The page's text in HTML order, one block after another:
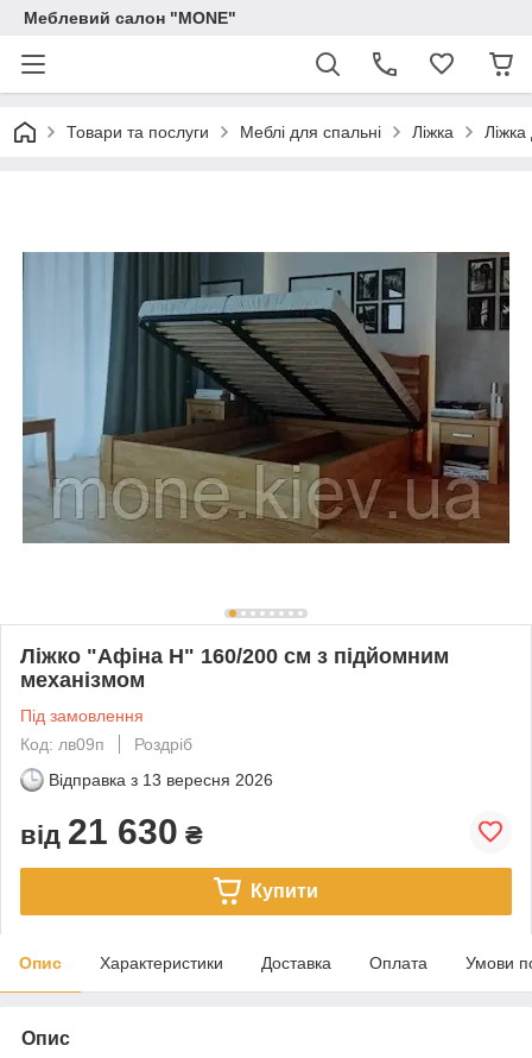
Меблевий салон "MONE"
Товари та послуги Меблі для спальні Ліжка Ліжка
Ліжко "Афіна Н" 160/200 см з підйомним
механізмом
Під замовлення
Код: лв09п
Роздріб
Відправка з 13 вересня 2026
від 21 630 ₴
Купити
Опис Характеристики Доставка Оплата Умови
Опис